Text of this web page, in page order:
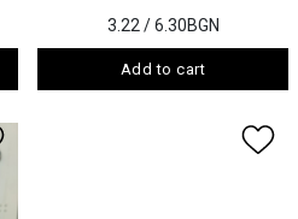
3.22 / 6.30BGN
Add to cart